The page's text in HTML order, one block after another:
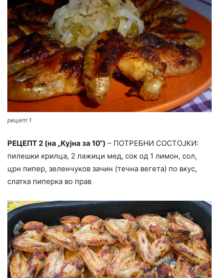
рецепт 1
РЕЦЕПТ 2 (на „Кујна за 10“) – ПОТРЕБНИ СОСТОЈКИ:
пилешки крилца, 2 лажици мед, сок од 1 лимон, сол,
црн пипер, зеленчуков зачин (течна вегета) по вкус,
слатка пиперка во прав